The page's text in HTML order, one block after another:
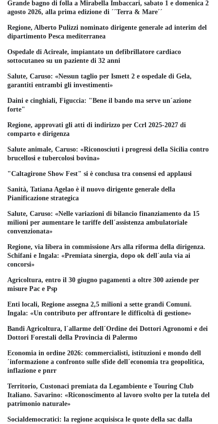
Grande bagno di folla a Mirabella Imbaccari, sabato 1 e domenica 2
agosto 2026, alla prima edizione di ´´Terra & Mare´´
Regione, Alberto Pulizzi nominato dirigente generale ad interim del
dipartimento Pesca mediterranea
Ospedale di Acireale, impiantato un defibrillatore cardiaco
sottocutaneo su un paziente di 32 anni
Salute, Caruso: «Nessun taglio per Ismett 2 e ospedale di Gela,
garantiti entrambi gli investimenti»
Daini e cinghiali, Figuccia: "Bene il bando ma serve un´azione
forte"
Regione, approvati gli atti di indirizzo per Ccrl 2025-2027 di
comparto e dirigenza
Salute animale, Caruso: «Riconosciuti i progressi della Sicilia contro
brucellosi e tubercolosi bovina»
"Caltagirone Show Fest" si è conclusa tra consensi ed applausi
Sanità, Tatiana Agelao è il nuovo dirigente generale della
Pianificazione strategica
Salute, Caruso: «Nelle variazioni di bilancio finanziamento da 15
milioni per aumentare le tariffe dell´assistenza ambulatoriale
convenzionata»
Regione, via libera in commissione Ars alla riforma della dirigenza.
Schifani e Ingala: «Premiata sinergia, dopo ok dell´aula via ai
concorsi»
Agricoltura, entro il 30 giugno pagamenti a oltre 300 aziende per
misure Pac e Psp
Enti locali, Regione assegna 2,5 milioni a sette grandi Comuni.
Ingala: «Un contributo per affrontare le difficoltà di gestione»
Bandi Agricoltura, l´allarme dell´Ordine dei Dottori Agronomi e dei
Dottori Forestali della Provincia di Palermo
Economia in ordine 2026: commercialisti, istituzioni e mondo dell
´informazione a confronto sulle sfide dell´economia tra geopolitica,
inflazione e pnrr
Territorio, Custonaci premiata da Legambiente e Touring Club
Italiano. Savarino: «Riconoscimento al lavoro svolto per la tutela del
patrimonio naturale»
Socialdemocratici: la regione acquisisca le quote della sac dalla